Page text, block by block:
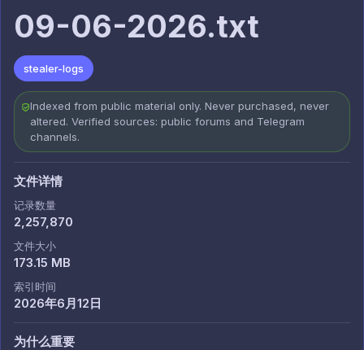
09-06-2026.txt
stealer-logs
Indexed from public material only. Never purchased, never
altered. Verified sources: public forums and Telegram
channels.
文件详情
记录数量
2,257,870
文件大小
173.15 MB
索引时间
2026年6月12日
为什么重要